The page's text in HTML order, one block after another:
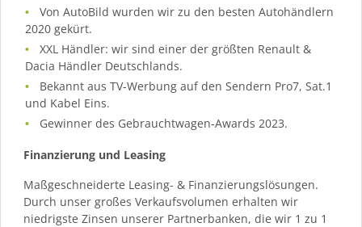
Von AutoBild wurden wir zu den besten Autohändlern
2020 gekürt.
XXL Händler: wir sind einer der größten Renault &
Dacia Händler Deutschlands.
Bekannt aus TV-Werbung auf den Sendern Pro7, Sat.1
und Kabel Eins.
Gewinner des Gebrauchtwagen-Awards 2023.
Finanzierung und Leasing
Maßgeschneiderte Leasing- & Finanzierungslösungen.
Durch unser großes Verkaufsvolumen erhalten wir
niedrigste Zinsen unserer Partnerbanken, die wir 1 zu 1